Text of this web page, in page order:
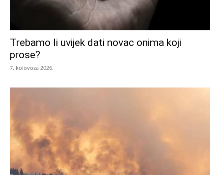
Trebamo li uvijek dati novac onima koji
prose?
7. kolovoza 2026.